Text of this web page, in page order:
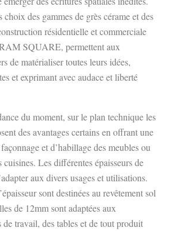
des gammes de grès cérame et des
résidentielle et commerciale
SQUARE, permettent aux
de matérialiser toutes leurs idées,
et exprimant avec audace et liberté
du moment, sur le plan technique les
des avantages certains en offrant une
et d’habillage des meubles ou
Les différentes épaisseurs de
aux divers usages et utilisations.
sont destinées au revêtement sol
de 12mm sont adaptées aux
de travail, des tables et de tout produit